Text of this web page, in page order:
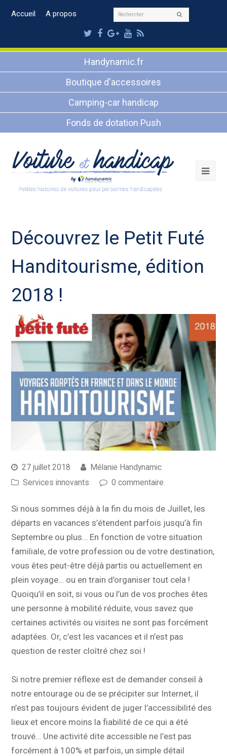
Accueil A propos Rechercher
Twitter
Facebook
Google
Plus
Youtube
RSS
Handynamic.fr
Boutique d'accessoires
Camping-car handicap
Fonds de dotation Push
Découvrez le Petit Futé
Handitourisme, édition
2018 !
27 juillet 2018
Mélanie Handynamic
Services innovants
0 commentaire
Si nous sommes déjà à la fin du mois de Juillet, les
départs en vacances s’étendent parfois jusqu’à fin
Septembre ou plus… En fonction de votre situation
familiale, de votre profession ou de votre destination,
vous êtes peut-être déjà partis ou actuellement en
plein voyage… ou en train d’organiser tout cela !
Quoiqu’il en soit, si vous ou l’un de vos proches êtes
une personne à mobilité réduite, vous savez que
certaines activités ou visites ne sont pas forcément
adaptées. Or, c’est les vacances et il n’est pas
question de rester cloîtré chez soi !
Si notre premier réflexe est de demander conseil à
notre entourage ou de se précipiter sur Internet, il
n’est pas toujours évident de juger l’accessibilité des
lieux et encore moins la fiabilité de ce qui a été
trouvé… Une activité dite accessible ne l’est pas
forcément à 100% et parfois, un simple détail